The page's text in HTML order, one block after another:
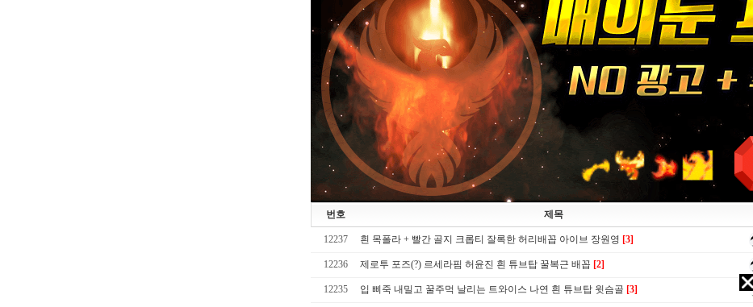
번호 제목
12237 흰 목폴라 + 빨간 골지 크롭티 잘록한 허리배꼽 아이브 장원영 [3]
12236 제로투 포즈(?) 르세라핌 허윤진 흰 튜브탑 꿀복근 배꼽 [2]
12235 입 삐죽 내밀고 꿀주먹 날리는 트와이스 나연 흰 튜브탑 윗슴골 [3]